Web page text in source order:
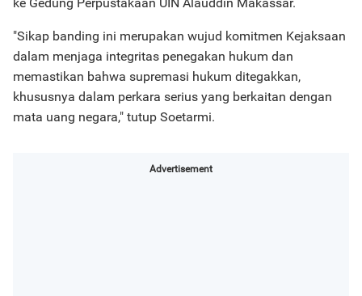
"Sikap banding ini merupakan wujud komitmen Kejaksaan
dalam menjaga integritas penegakan hukum dan
memastikan bahwa supremasi hukum ditegakkan,
khususnya dalam perkara serius yang berkaitan dengan
mata uang negara," tutup Soetarmi.
Advertisement